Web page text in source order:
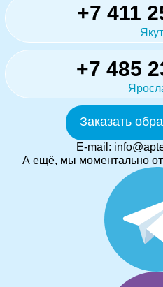
+7 411
+7 485
Заказать
E-mail:
А ещё, мы моментально